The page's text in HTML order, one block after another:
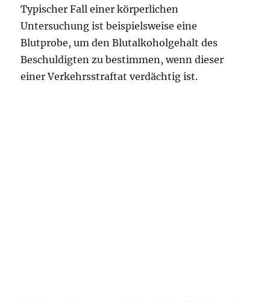
Typischer Fall einer körperlichen
Untersuchung ist beispielsweise eine
Blutprobe, um den Blutalkoholgehalt des
Beschuldigten zu bestimmen, wenn dieser
einer Verkehrsstraftat verdächtig ist.